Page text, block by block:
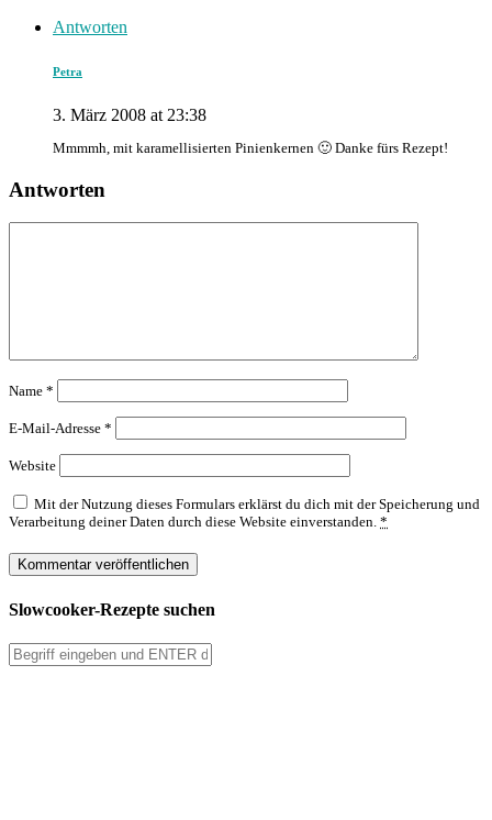
Antworten
Petra
3. März 2008 at 23:38
Mmmmh, mit karamellisierten Pinienkernen 🙂 Danke fürs Rezept!
Antworten
Name *
E-Mail-Adresse *
Website
Mit der Nutzung dieses Formulars erklärst du dich mit der Speicherung und
Verarbeitung deiner Daten durch diese Website einverstanden. *
Slowcooker-Rezepte suchen